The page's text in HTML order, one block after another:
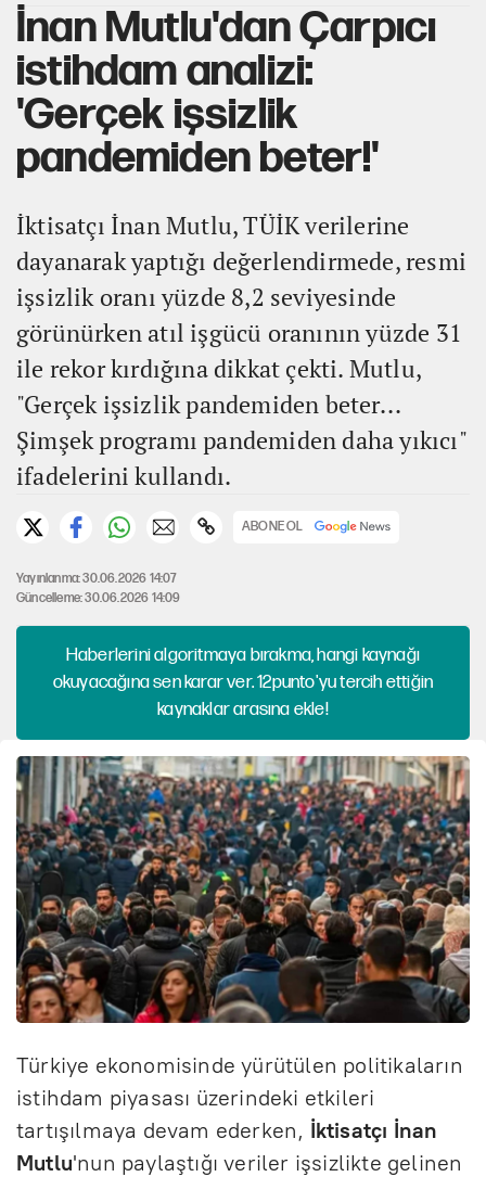
İnan Mutlu'dan Çarpıcı
istihdam analizi:
'Gerçek işsizlik
pandemiden beter!'
İktisatçı İnan Mutlu, TÜİK verilerine
dayanarak yaptığı değerlendirmede, resmi
işsizlik oranı yüzde 8,2 seviyesinde
görünürken atıl işgücü oranının yüzde 31
ile rekor kırdığına dikkat çekti. Mutlu,
"Gerçek işsizlik pandemiden beter...
Şimşek programı pandemiden daha yıkıcı"
ifadelerini kullandı.
ABONE OL
Yayınlanma: 30.06.2026 14:07
Güncelleme: 30.06.2026 14:09
Haberlerini algoritmaya bırakma, hangi kaynağı
okuyacağına sen karar ver. 12punto'yu tercih ettiğin
kaynaklar arasına ekle!
Türkiye ekonomisinde yürütülen politikaların
istihdam piyasası üzerindeki etkileri
tartışılmaya devam ederken, İktisatçı İnan
Mutlu'nun paylaştığı veriler işsizlikte gelinen